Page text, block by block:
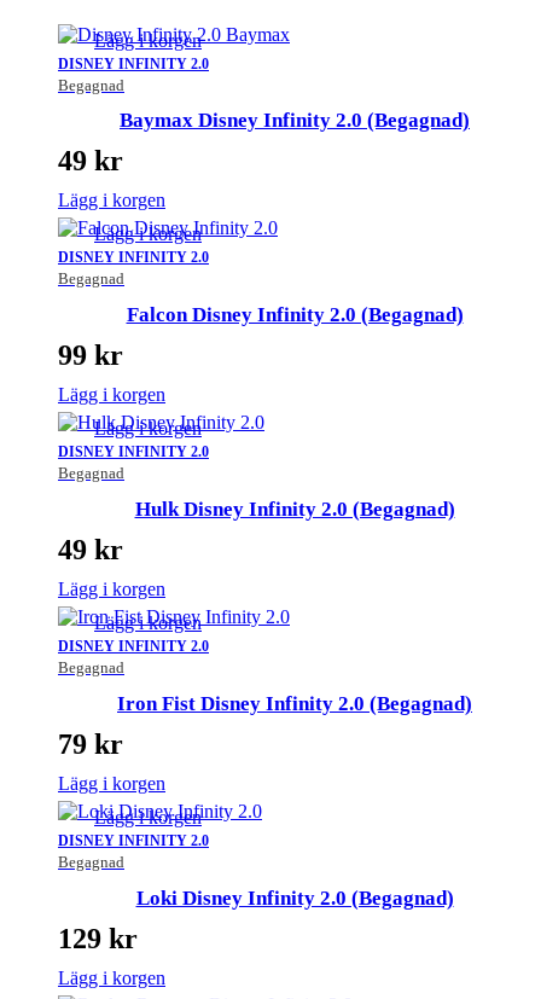
DISNEY INFINITY 2.0
Begagnad
Lägg i korgen
Baymax Disney Infinity 2.0 (Begagnad)
49 kr
Lägg i korgen
DISNEY INFINITY 2.0
Begagnad
Lägg i korgen
Falcon Disney Infinity 2.0 (Begagnad)
99 kr
Lägg i korgen
DISNEY INFINITY 2.0
Begagnad
Lägg i korgen
Hulk Disney Infinity 2.0 (Begagnad)
49 kr
Lägg i korgen
DISNEY INFINITY 2.0
Begagnad
Lägg i korgen
Iron Fist Disney Infinity 2.0 (Begagnad)
79 kr
Lägg i korgen
DISNEY INFINITY 2.0
Begagnad
Lägg i korgen
Loki Disney Infinity 2.0 (Begagnad)
129 kr
Lägg i korgen